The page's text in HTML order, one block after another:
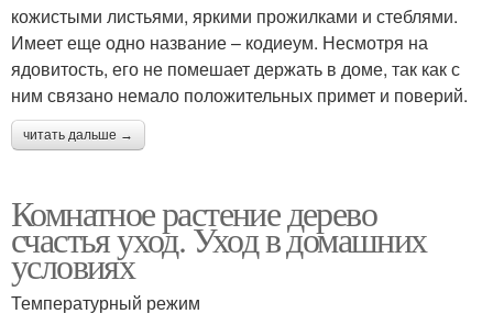
кожистыми листьями, яркими прожилками и стеблями.
Имеет еще одно название – кодиеум. Несмотря на
ядовитость, его не помешает держать в доме, так как с
ним связано немало положительных примет и поверий.
читать дальше →
Комнатное растение дерево
счастья уход. Уход в домашних
условиях
Температурный режим